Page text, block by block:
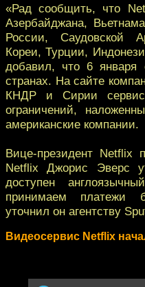
«Рад сообщить, что
Азербайджана,
России, Саудовской
Кореи, Турции,
добавил, что 6
странах. На сайте
КНДР и Сирии сервис
ограничений,
американские компании.
Вице-президент Netflix
Netflix Джорис Эверс
доступен
принимаем платежи
уточнил он агентству
Видеосервис Netflix